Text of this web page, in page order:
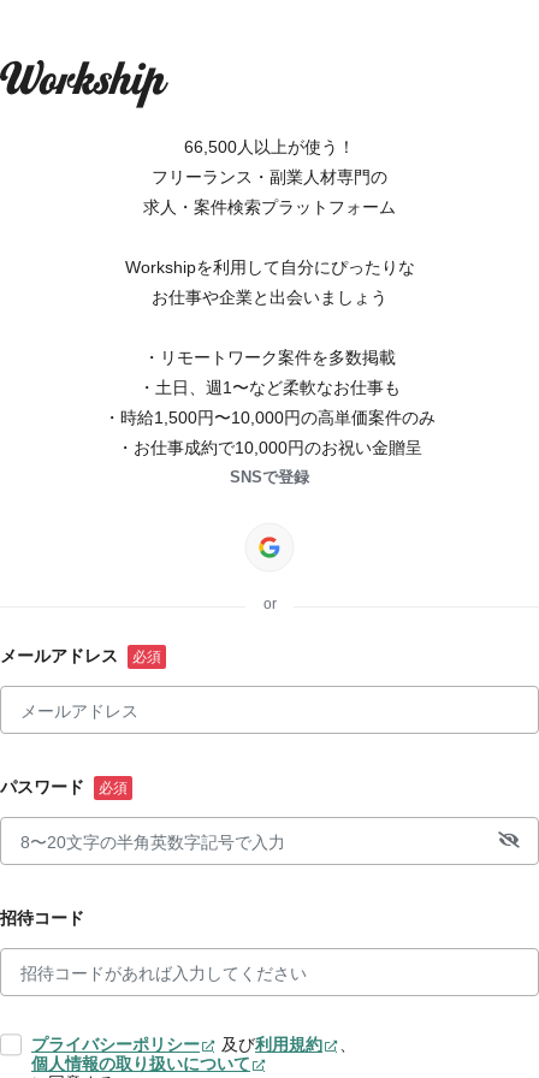
66,500人以上が使う！
フリーランス・副業人材専門の
求人・案件検索プラットフォーム
Workshipを利用して自分にぴったりな
お仕事や企業と出会いましょう
・リモートワーク案件を多数掲載
・土日、週1〜など柔軟なお仕事も
・時給1,500円〜10,000円の高単価案件のみ
・お仕事成約で10,000円のお祝い金贈呈
SNSで登録
or
メールアドレス
パスワード
招待コード
プライバシーポリシー 及び利用規約
、
個人情報の取り扱いについて